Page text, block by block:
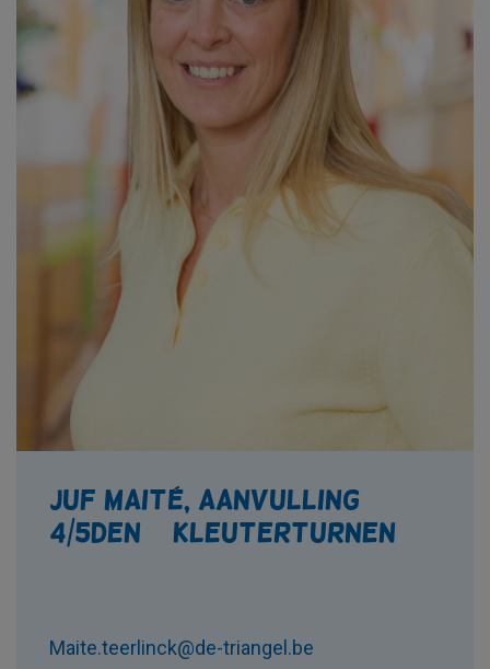
Juf Maité, aanvulling
4/5den + kleuterturnen
Maite.teerlinck@de-triangel.be